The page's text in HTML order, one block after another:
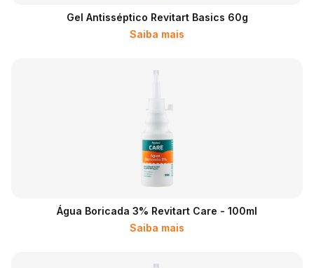
Gel Antisséptico Revitart Basics 60g
Saiba mais
Água Boricada 3% Revitart Care - 100ml
Saiba mais